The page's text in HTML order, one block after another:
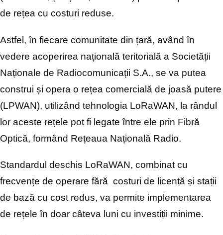
de rețea cu costuri reduse.
Astfel, în fiecare comunitate din țară, având în
vedere acoperirea națională teritorială a Societății
Naționale de Radiocomunicații S.A., se va putea
construi și opera o rețea comercială de joasă putere
(LPWAN), utilizând tehnologia LoRaWAN, la rândul
lor aceste rețele pot fi legate între ele prin Fibră
Optică, formând Rețeaua Națională Radio.
Standardul deschis LoRaWAN, combinat cu
frecvențe de operare fără costuri de licență și stații
de bază cu cost redus, va permite implementarea
de rețele în doar câteva luni cu investiții minime.